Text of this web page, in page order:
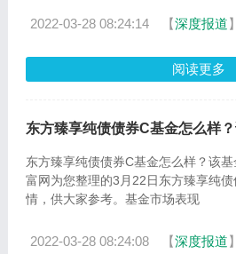
2022-03-28 08:24:14 【深度报道】
阅读更多
东方臻享纯债债券C基金怎么样
东方臻享纯债债券C基金怎么样？该
富网为您整理的3月22日东方臻享纯
情，供大家参考。基金市场表现
2022-03-28 08:24:08 【深度报道】